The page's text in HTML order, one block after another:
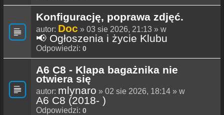
Konfigurację, poprawa zdjęć.
autor: Doc » 03 sie 2026, 21:13 » w
📢 Ogłoszenia i życie Klubu
Odpowiedzi: 0
A6 C8 - Klapa bagażnika nie
otwiera się
autor: mlynaro » 02 sie 2026, 18:14 » w
A6 C8 (2018- )
Odpowiedzi: 0